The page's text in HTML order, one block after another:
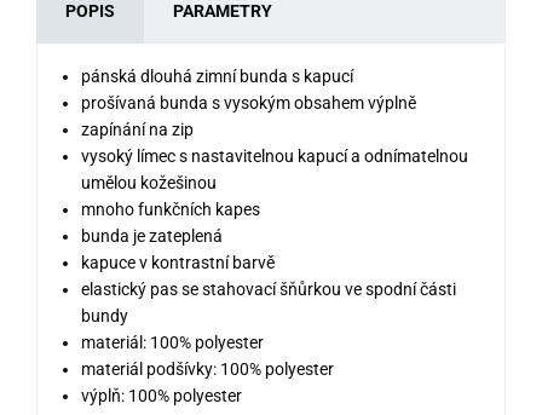
POPIS PARAMETRY
pánská dlouhá zimní bunda s kapucí
prošívaná bunda s vysokým obsahem výplně
zapínání na zip
vysoký límec s nastavitelnou kapucí a odnímatelnou
umělou kožešinou
mnoho funkčních kapes
bunda je zateplená
kapuce v kontrastní barvě
elastický pas se stahovací šňůrkou ve spodní části
bundy
materiál: 100% polyester
materiál podšívky: 100% polyester
výplň: 100% polyester